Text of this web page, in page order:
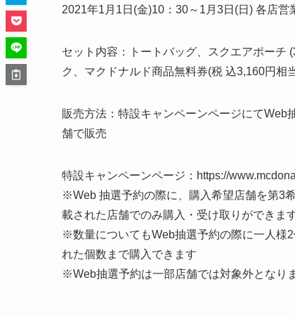
2021年1月1日(金)10：30～1月3日(日) 各店営
セット内容：トートバッグ、スクエアポーチ
ク、マクドナルド商品無料券(税 込3,160円相
販売方法：特設キャンペーンページにてWeb
舗で販売
特設キャンペーンページ：https://
※Web 抽選予約の際に、購入希望店舗を第3
載された店舗でのみ購入・受け取りができま
※数量についてもWeb抽選予約の際に一人様
れた個数まで購入できます
※Web抽選予約は一部店舗では対象外となり